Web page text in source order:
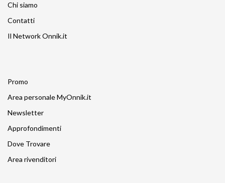
Chi siamo
Contatti
Il Network Onnik.it
Promo
Area personale MyOnnik.it
Newsletter
Approfondimenti
Dove Trovare
Area rivenditori